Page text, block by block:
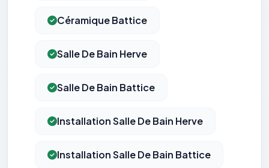
Céramique Battice
Salle De Bain Herve
Salle De Bain Battice
Installation Salle De Bain Herve
Installation Salle De Bain Battice